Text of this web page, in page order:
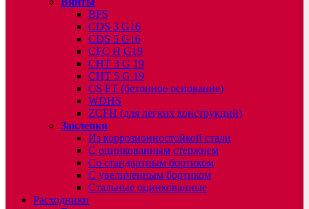
BFS
CDS 3 G16
CDS 5 G16
CFC H G19
CHT 3 G 19
CHT 5 G 19
CS FT (бетонное основание)
WDHS
ZCFH (для легких конструкций)
Заклепки
Из коррозионностойкой стали
С оцинкованным стержнем
Со стандартным бортиком
С увеличенным бортиком
Стальные оцинкованные
Расходники